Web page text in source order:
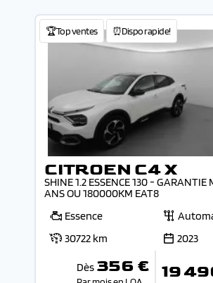
🏆Top ventes ⏰Dispo rapide!
CITROEN C4 X
SHINE 1.2 ESSENCE 130 - GARANTIE
ANS OU 180000KM EAT8
Essence
30722 km
2023
Dès 356 € 19